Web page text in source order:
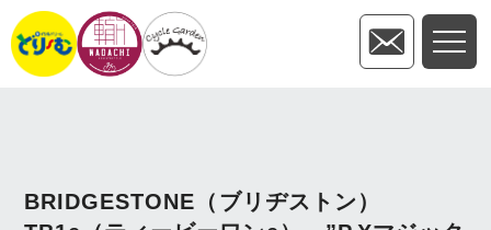
BRIDGESTONE（ブリヂストン）